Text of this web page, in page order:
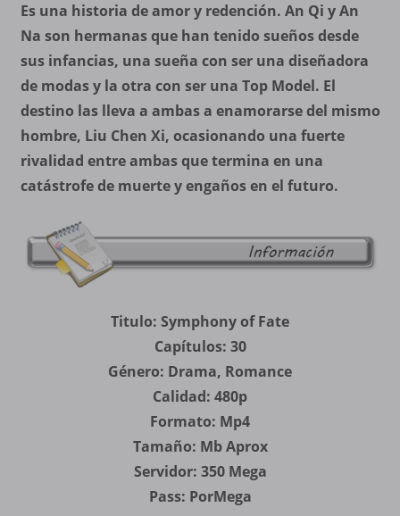
Es una historia de amor y redención. An Qi y An
Na son hermanas que han tenido sueños desde
sus infancias, una sueña con ser una diseñadora
de modas y la otra con ser una Top Model. El
destino las lleva a ambas a enamorarse del mismo
hombre, Liu Chen Xi, ocasionando una fuerte
rivalidad entre ambas que termina en una
catástrofe de muerte y engaños en el futuro.
Titulo: Symphony of Fate
Capítulos: 30
Género: Drama, Romance
Calidad: 480p
Formato: Mp4
Tamaño: Mb Aprox
Servidor: 350 Mega
Pass: PorMega